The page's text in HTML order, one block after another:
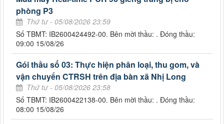
phòng P3
Thứ tư - 05/08/2026 23:59
Số TBMT: IB2600424492-00. Bên mời thầu: . Đóng thầu:
09:00 15/08/26
Gói thầu số 03: Thực hiện phân loại, thu gom, và
vận chuyển CTRSH trên địa bàn xã Nhị Long
Thứ tư - 05/08/2026 23:58
Số TBMT: IB2600422138-00. Bên mời thầu: . Đóng thầu:
08:00 15/08/26